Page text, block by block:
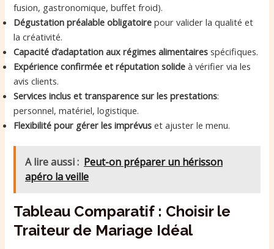
fusion, gastronomique, buffet froid).
Dégustation préalable obligatoire pour valider la qualité et
la créativité.
Capacité d’adaptation aux régimes alimentaires spécifiques.
Expérience confirmée et réputation solide à vérifier via les
avis clients.
Services inclus et transparence sur les prestations:
personnel, matériel, logistique.
Flexibilité pour gérer les imprévus et ajuster le menu.
A lire aussi : Peut-on préparer un hérisson
apéro la veille
Tableau Comparatif : Choisir le
Traiteur de Mariage Idéal